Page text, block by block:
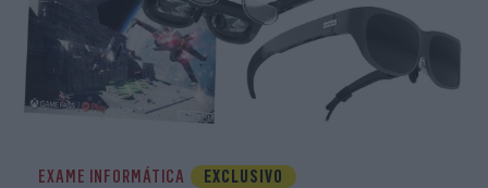
EXAME INFORMÁTICA EXCLUSIVO